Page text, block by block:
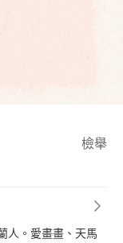
檢舉
人。愛畫畫、天馬